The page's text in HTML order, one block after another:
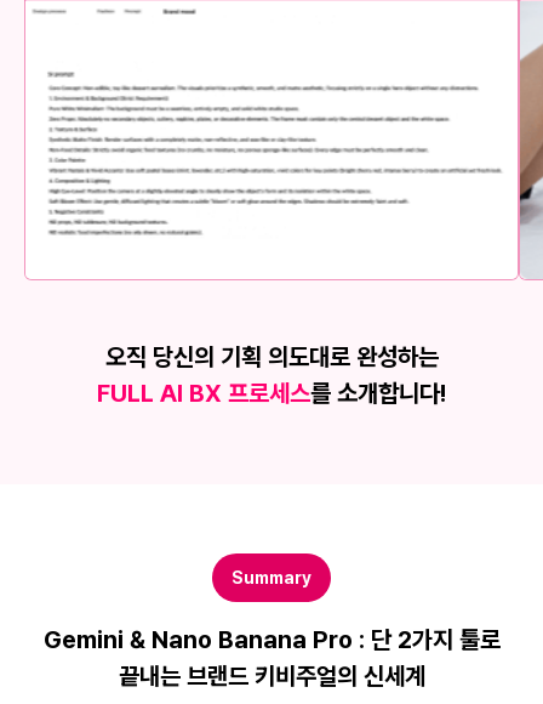
오직 당신의 기획 의도대로 완성하는
FULL AI BX 프로세스를 소개합니다!
Summary
Gemini & Nano Banana Pro : 단 2가지 툴로
끝내는 브랜드 키비주얼의 신세계